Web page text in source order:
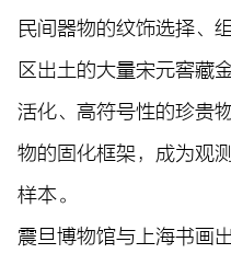
民间器物的纹饰选择、
区出土的大量宋元窖藏
活化、高符号性的珍贵
物的固化框架，成为观
样本。
震旦博物馆与上海书画